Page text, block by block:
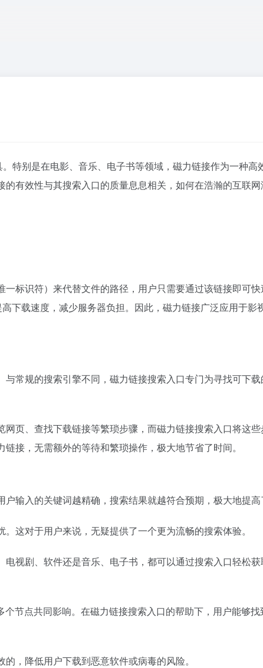
特别是在电影、音乐、电子书等领域， 磁力链接作为一种高
的有效性与其搜索入口的质量息息相关，如何在浩瀚的互联
标识符）来代替文件的路径，用户只需要通过该链接即可
下载速度，减少服务器负担。因此，磁力链接广泛应用于影
常规的搜索引擎不同，磁力链接搜索入口专门为寻找可下
页、查找下载链接等繁琐步骤，而磁力链接搜索入口将这
接，无需额外的等待和繁琐操作，极大地节省了时间。
输入的关键词越精确，搜索结果就越符合预期，极大地提高
这对于用户来说，无疑提供了一个更为流畅的搜索体验。
视剧、软件还是音乐、电子书，都可以通过搜索入口轻松
节点共同影响。在磁力链接搜索入口的帮助下，用户能够找
，降低用户下载到恶意软件或病毒的风险。